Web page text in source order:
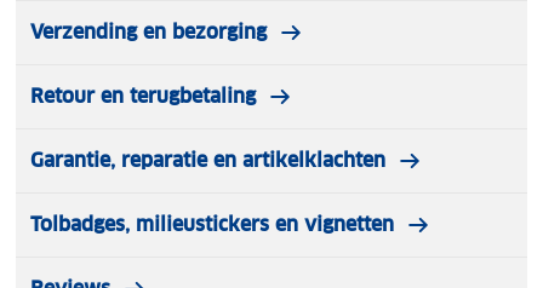
Materiaal frame: aluminium
Kleur doek: taupe
Kleur frame: antraciet
Verzending en bezorging
Retour en terugbetaling
Garantie, reparatie en artikelklachten
Tolbadges, milieustickers en vignetten